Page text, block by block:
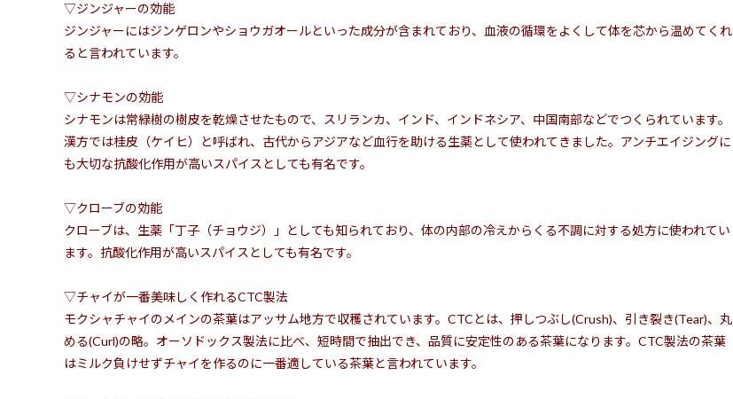
▽ジンジャーの効能
ジンジャーにはジンゲロンやショウガオールといった成分が含まれており、血液の循環をよくして体を芯から温めてくれ
ると言われています。
▽シナモンの効能
シナモンは常緑樹の樹皮を乾燥させたもので、スリランカ、インド、インドネシア、中国南部などでつくられています。
漢方では桂皮（ケイヒ）と呼ばれ、古代からアジアなど血行を助ける生薬として使われてきました。アンチエイジングに
も大切な抗酸化作用が高いスパイスとしても有名です。
▽クローブの効能
クローブは、生薬「丁子（チョウジ）」としても知られており、体の内部の冷えからくる不調に対する処方に使われてい
ます。抗酸化作用が高いスパイスとしても有名です。
▽チャイが一番美味しく作れるCTC製法
モクシャチャイのメインの茶葉はアッサム地方で収穫されています。CTCとは、押しつぶし(Crush)、引き裂き(Tear)、丸
める(Curl)の略。オーソドックス製法に比べ、短時間で抽出でき、品質に安定性のある茶葉になります。CTC製法の茶葉
はミルク負けせずチャイを作るのに一番適している茶葉と言われています。